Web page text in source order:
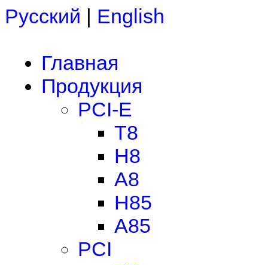
Русский | English
Главная
Продукция
PCI-E
T8
H8
A8
H85
A85
PCI